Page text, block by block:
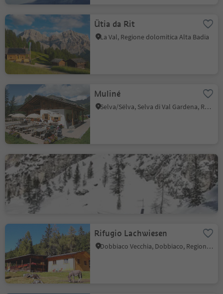
Ütia da Rit
La Val, Regione dolomitica Alta Badia
Muliné
Selva/Sëlva, Selva di Val Gardena, Regione dolomitica Val Gardena
Rifugio Scotoni
San Cassiano, Badia, Regione dolomitica Alta Badia
Rifugio Lachwiesen
Dobbiaco Vecchia, Dobbiaco, Regione dolomitica 3 Cime